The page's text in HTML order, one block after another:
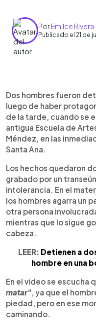
PorEmilce Rivera
Publicado el 21 de
Escuchar
Dos hombres fueron
luego de haber
de la tarde, cuando se
antigua Escuela de
Méndez, en las
Santa Ana.
Los hechos quedaron
grabado por un
intolerancia. En el
los hombres agarra un
otra persona
mientras que lo sigue
cabeza.
LEER: Detienen a
hombre en una
En el video se escucha
matar" , ya que el
piedad, pero en ese
caminando.